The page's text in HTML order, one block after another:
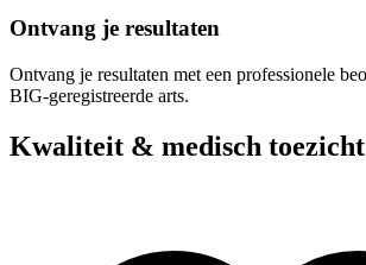
Ontvang je resultaten
Ontvang je resultaten met een professionele
BIG-geregistreerde arts.
Kwaliteit & medisch toezicht